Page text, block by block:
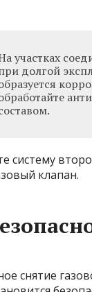
участках
долгой
систему
клапан.
снятие